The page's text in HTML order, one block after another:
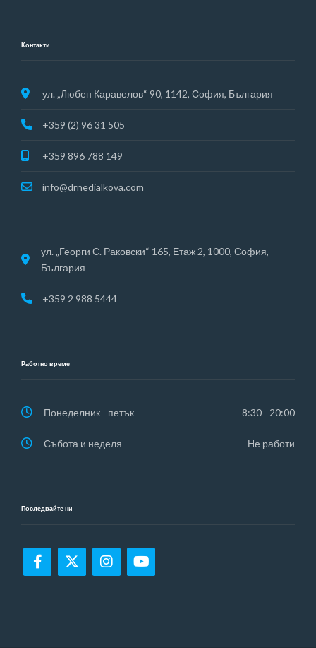
Контакти
ул. „Любен Каравелов“ 90, 1142, София, България
+359 (2) 96 31 505
+359 896 788 149
info@drnedialkova.com
ул. „Георги С. Раковски“ 165, Етаж 2, 1000, София,
България
+359 2 988 5444
Работно време
Понеделник - петък 8:30 - 20:00
Събота и неделя Не работи
Последвайте ни